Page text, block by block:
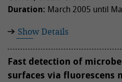
Duration: March 2005 until
Show Details
Fast detection of
surfaces via fluorescens